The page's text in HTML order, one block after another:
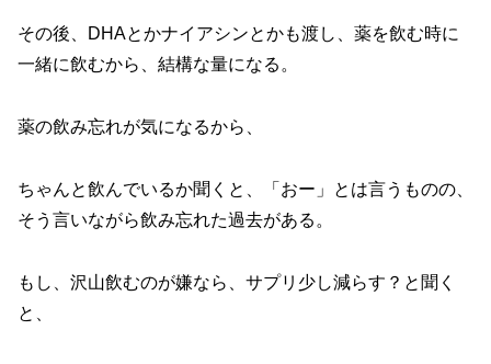
その後、DHAとかナイアシンとかも渡し、薬を飲む時に
一緒に飲むから、結構な量になる。
薬の飲み忘れが気になるから、
ちゃんと飲んでいるか聞くと、「おー」とは言うものの、
そう言いながら飲み忘れた過去がある。
もし、沢山飲むのが嫌なら、サプリ少し減らす？と聞く
と、